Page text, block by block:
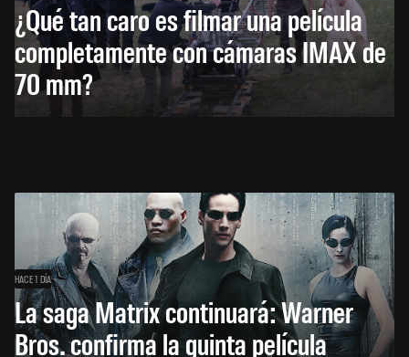
¿Qué tan caro es filmar una película
completamente con cámaras IMAX de
70 mm?
HACE 1 DÍA
La saga Matrix continuará: Warner
Bros. confirma la quinta película